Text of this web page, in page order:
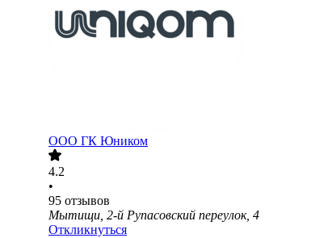
ООО ГК Юником
4.2
•
95 отзывов
Мытищи, 2-й Рупасовский переулок, 4
Откликнуться